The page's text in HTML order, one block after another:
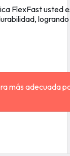
FlexFast usted
más adecuada